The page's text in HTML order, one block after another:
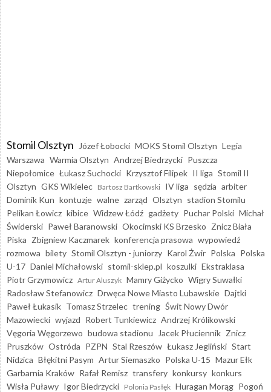
Stomil Olsztyn Józef Łobocki MOKS Stomil Olsztyn Legia
Warszawa Warmia Olsztyn Andrzej Biedrzycki Puszcza
Niepołomice Łukasz Suchocki Krzysztof Filipek II liga Stomil II
Olsztyn GKS Wikielec Bartosz Bartkowski IV liga sędzia arbiter
Dominik Kun kontuzje walne zarząd Olsztyn stadion Stomilu
Pelikan Łowicz kibice Widzew Łódź gadżety Puchar Polski Michał
Świderski Paweł Baranowski Okocimski KS Brzesko Znicz Biała
Piska Zbigniew Kaczmarek konferencja prasowa wypowiedź
rozmowa bilety Stomil Olsztyn - juniorzy Karol Żwir Polska Polska
U-17 Daniel Michałowski stomil-sklep.pl koszulki Ekstraklasa
Piotr Grzymowicz Artur Aluszyk Mamry Giżycko Wigry Suwałki
Radosław Stefanowicz Drwęca Nowe Miasto Lubawskie Dajtki
Paweł Łukasik Tomasz Strzelec trening Świt Nowy Dwór
Mazowiecki wyjazd Robert Tunkiewicz Andrzej Królikowski
Vęgoria Węgorzewo budowa stadionu Jacek Płuciennik Znicz
Pruszków Ostróda PZPN Stal Rzeszów Łukasz Jegliński Start
Nidzica Błękitni Pasym Artur Siemaszko Polska U-15 Mazur Ełk
Garbarnia Kraków Rafał Remisz transfery konkursy konkurs
Wisła Puławy Igor Biedrzycki Polonia Pasłęk Huragan Morąg Pogoń